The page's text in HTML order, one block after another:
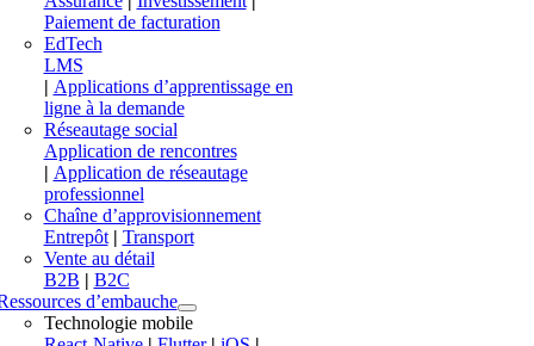
Paiement de facturation
EdTech
LMS
| Applications d’apprentissage en
ligne à la demande
Réseautage social
Application de rencontres
| Application de réseautage
professionnel
Chaîne d’approvisionnement
Entrepôt| Transport
Vente au détail
B2B | B2C
d’embauche
Technologie mobile